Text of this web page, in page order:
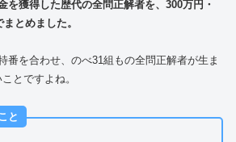
を獲得した歴代の全問正解者を、300万円・
とめました。
番を合わせ、のべ31組もの全問正解者が生ま
とですよね。
と